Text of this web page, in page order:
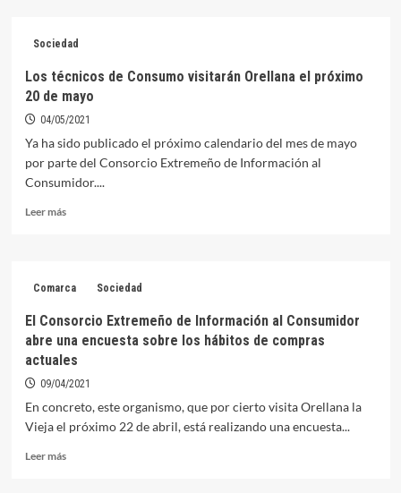
cada
compran
más
por
según
un
estudio
Consorcio
Consumidor
Sociedad
Los técnicos de Consumo visitarán Orellana el próximo
20 de mayo
04/05/2021
Ya ha sido publicado el próximo calendario del mes de mayo
por parte del Consorcio Extremeño de Información al
Consumidor....
Leer másLeer
de
visitarán
Orellana
el
próximo
de
mayo
Comarca Sociedad
El Consorcio Extremeño de Información al Consumidor
abre una encuesta sobre los hábitos de compras
actuales
09/04/2021
En concreto, este organismo, que por cierto visita Orellana la
Vieja el próximo 22 de abril, está realizando una encuesta...
Leer másLeer